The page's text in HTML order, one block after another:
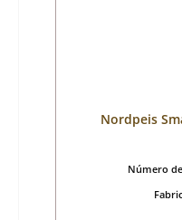
Nordpeis
Número